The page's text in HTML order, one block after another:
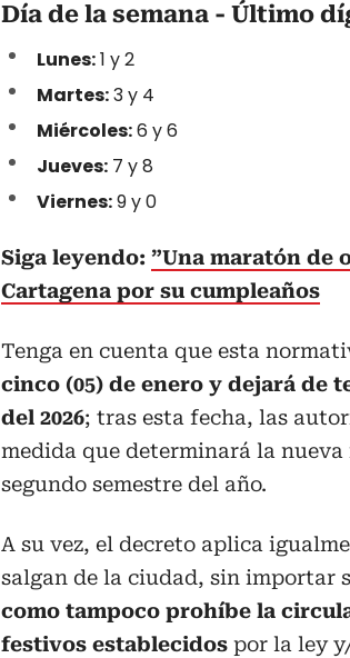
Día de la semana - Último
Lunes:1 y 2
Martes:3 y 4
Miércoles:6 y 6
Jueves: 7 y 8
Viernes:9 y 0
Siga leyendo: ”Una maratón de
Cartagena por su cumpleaños
Tenga en cuenta que esta
cinco (05) de enero y dejará de
del 2026; tras esta fecha, las
medida que determinará la
segundo semestre del año.
A su vez, el decreto aplica
salgan de la ciudad, sin importar
como tampoco prohíbe la
festivos establecidos por la ley